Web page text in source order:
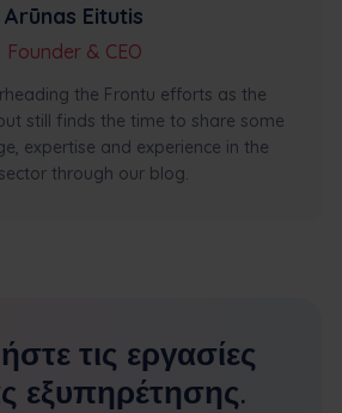
Arūnas Eitutis
Founder & CEO
the Frontu efforts as the
still finds the time to share some
expertise and experience in the
through our blog.
τις εργασίες
εξυπηρέτησης.